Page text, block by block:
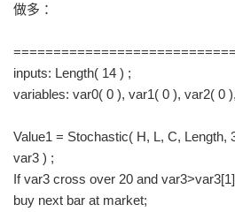
做多：
inputs: Length( 14 ) ;
variables: var0( 0 ), var1( 0 ), var2( 0
Value1 = Stochastic( H, L, C, Length,
var3 ) ;
If var3 cross over 20 and
buy next bar at market;